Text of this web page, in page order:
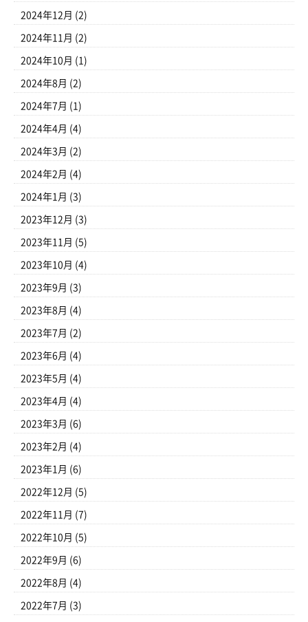
2024年12月 (2)
2024年11月 (2)
2024年10月 (1)
2024年8月 (2)
2024年7月 (1)
2024年4月 (4)
2024年3月 (2)
2024年2月 (4)
2024年1月 (3)
2023年12月 (3)
2023年11月 (5)
2023年10月 (4)
2023年9月 (3)
2023年8月 (4)
2023年7月 (2)
2023年6月 (4)
2023年5月 (4)
2023年4月 (4)
2023年3月 (6)
2023年2月 (4)
2023年1月 (6)
2022年12月 (5)
2022年11月 (7)
2022年10月 (5)
2022年9月 (6)
2022年8月 (4)
2022年7月 (3)